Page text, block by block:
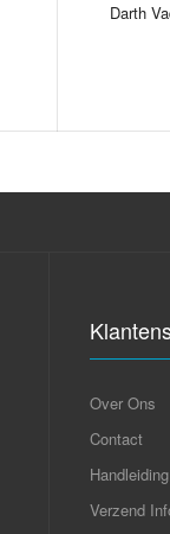
Darth
Over Ons
Contact
Handleiding
Verzend